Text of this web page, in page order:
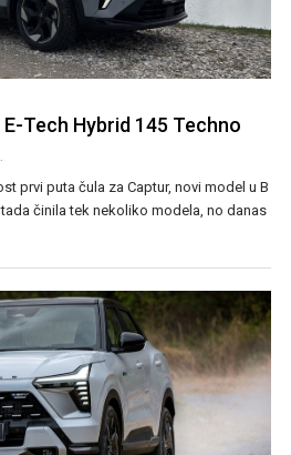
Tech Hybrid 145 Techno
prvi puta čula za Captur, novi model u B
činila tek nekoliko modela, no danas